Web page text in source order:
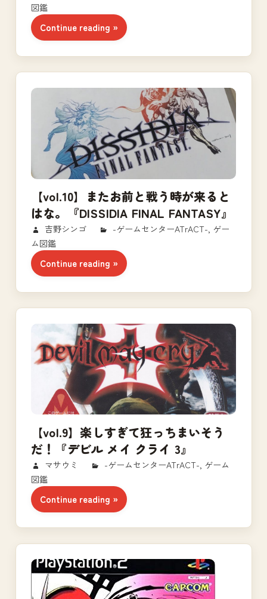
図鑑
Continue reading
【vol.10】またお前と戦う時が来ると
はな。『DISSIDIA FINAL FANTASY』
2018/02/24
吉野シンゴ -ゲームセンターATrACT-, ゲー
ム図鑑
Continue reading
【vol.9】楽しすぎて狂っちまいそう
だ！『デビル メイ クライ 3』
2018/02/19
マサウミ -ゲームセンターATrACT- ゲーム
図鑑
Continue reading